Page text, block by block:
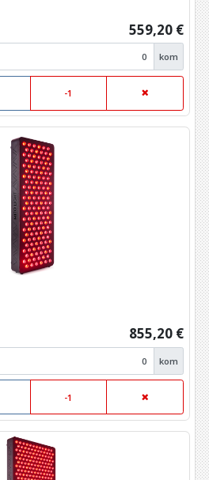
559,20 €
kom
-1
855,20 €
kom
-1